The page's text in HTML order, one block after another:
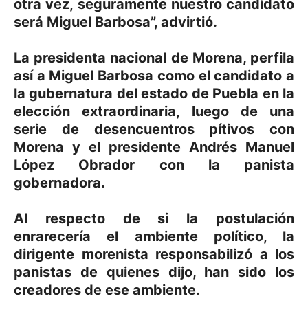
otra vez, seguramente nuestro candidato
será Miguel Barbosa”, advirtió.
La presidenta nacional de Morena, perfila
así a Miguel Barbosa como el candidato a
la gubernatura del estado de Puebla en la
elección extraordinaria, luego de una
serie de desencuentros pítivos con
Morena y el presidente Andrés Manuel
López Obrador con la panista
gobernadora.
Al respecto de si la postulación
enrarecería el ambiente político, la
dirigente morenista responsabilizó a los
panistas de quienes dijo, han sido los
creadores de ese ambiente.